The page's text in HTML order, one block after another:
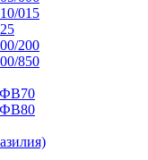
015
200
850
ФВ70
ФВ80